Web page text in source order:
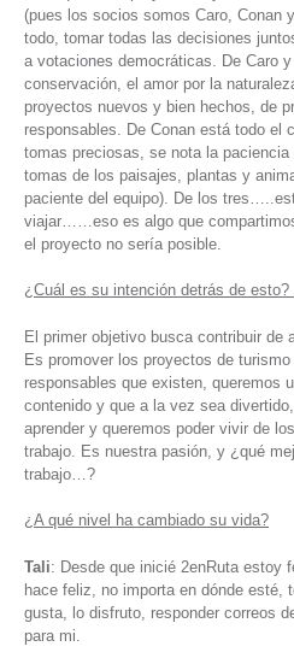
(pues los socios somos Caro, Conan
todo, tomar todas las decisiones
a votaciones democráticas. De Caro
conservación, el amor por la
proyectos nuevos y bien hechos, de
responsables. De Conan está todo el
tomas preciosas, se nota la
tomas de los paisajes, plantas y
paciente del equipo). De los
viajar……eso es algo que
el proyecto no sería posible.
¿Cuál es su intención detrás de esto?
El primer objetivo busca contribuir de
Es promover los proyectos de
responsables que existen, queremos
contenido y que a la vez sea
aprender y queremos poder vivir de
trabajo. Es nuestra pasión, y ¿qué
trabajo…?
¿A qué nivel ha cambiado su vida?
Tali: Desde que inicié 2enRuta estoy
hace feliz, no importa en dónde esté,
gusta, lo disfruto, responder correos
para mi.